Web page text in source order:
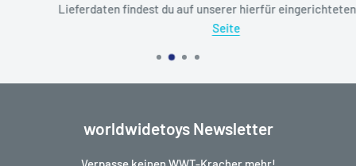
Lieferdaten findest du auf unserer hierfür eingerichtetenStatus
worldwidetoys Newsletter